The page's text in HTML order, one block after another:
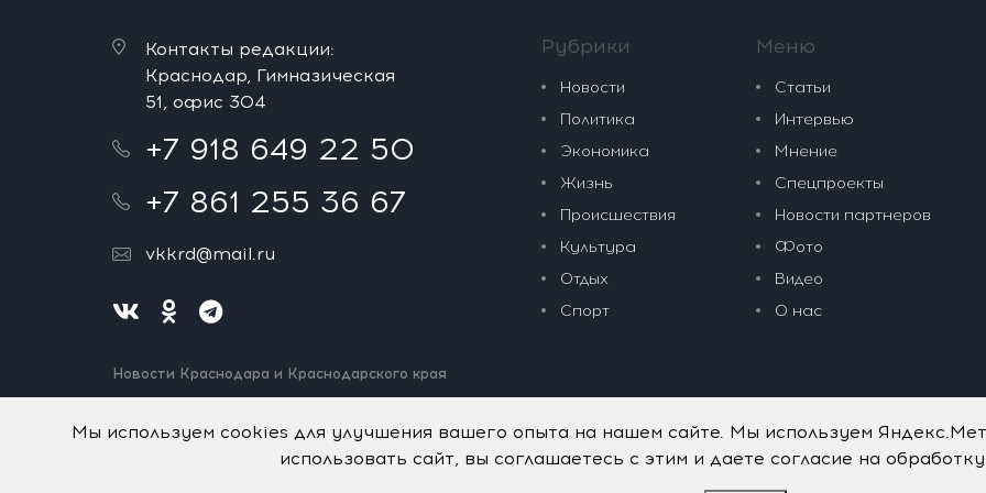
Контакты редакции:
Краснодар, Гимназическая
51, офис 304
+7 918 649 22 50
+7 861 255 36 67
vkkrd@mail.ru
Новости Краснодара и Краснодарского края
Нашли ошибку? Выделите и нажмите Ctrl+Enter.
Рубрики
Новости
Политика
Экономика
Жизнь
Происшествия
Культура
Отдых
Спорт
Меню
Статьи
Интервью
Мнение
Спецпроекты
Новости партнеров
Фото
Видео
О нас
Мы используем cookies для улучшения вашего опыта на нашем сайте. Мы используем
использовать сайт, вы соглашаетесь с этим и даете согласие на